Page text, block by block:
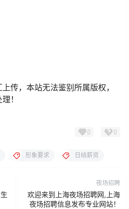
传，本站无法鉴别所属版权，
！
0 0
形象要求 日结薪资
夜场招聘
欢迎来到上海夜场招聘网,上海
夜场招聘信息发布专业网站！